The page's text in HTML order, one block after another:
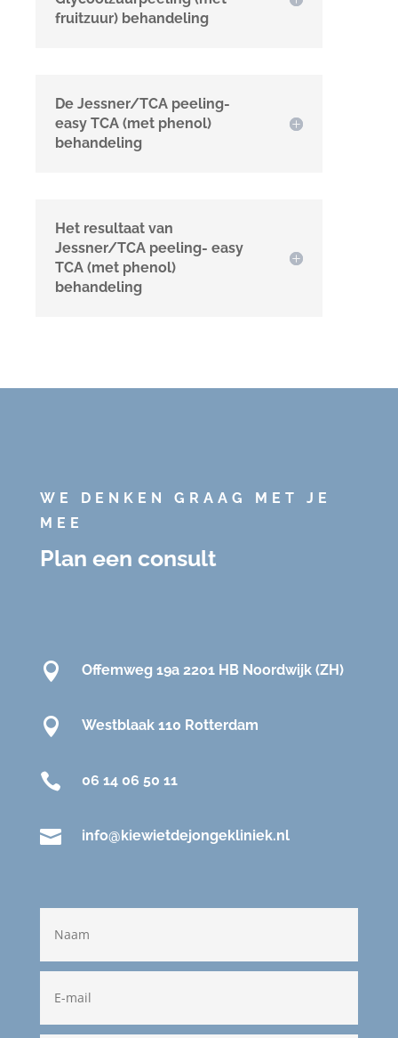
fruitzuur) behandeling
De Jessner/TCA peeling-
easy TCA (met phenol)
behandeling
Het resultaat van
Jessner/TCA peeling- easy
TCA (met phenol)
behandeling
WE DENKEN GRAAG MET JE
MEE
Plan een consult
 Offemweg 19a 2201 HB Noordwijk (ZH)
 Westblaak 110 Rotterdam
 06 14 06 50 11
 info@kiewietdejongekliniek.nl